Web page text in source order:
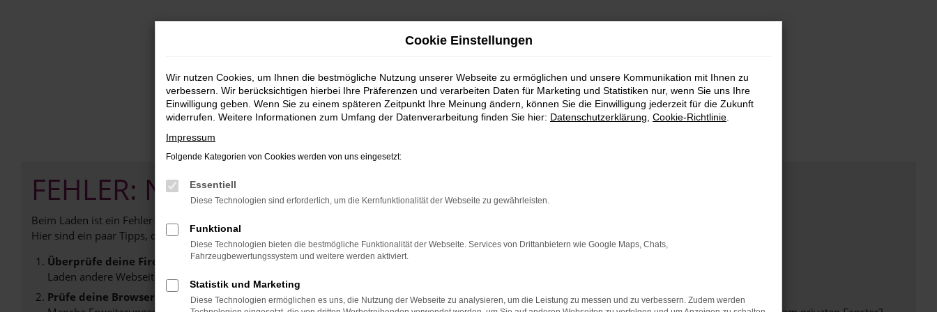
FEHLER: NETWORK ERROR
Beim Laden ist ein Fehler aufgetreten.
Hier sind ein paar Tipps, die dir helfen können:
Überprüfe deine Firewall und deine Internetverbindung.
Laden andere Webseiten, zum Beispiel deine Suchmaschine?
Prüfe deine Browsererweiterungen.
Cookie Einstellungen
Wir nutzen Cookies, um Ihnen die bestmögliche Nutzung unserer Webseite zu ermöglichen und unsere Kommunikation mit Ihnen zu
verbessern. Wir berücksichtigen hierbei Ihre Präferenzen und verarbeiten Daten für Marketing und Statistiken nur, wenn Sie uns Ihre
Einwilligung geben. Wenn Sie zu einem späteren Zeitpunkt Ihre Meinung ändern, können Sie die Einwilligung jederzeit für die Zukunft
widerrufen. Weitere Informationen zum Umfang der Datenverarbeitung finden Sie hier: Datenschutzerklärung Cookie-Richtlinie
Impressum
Folgende Kategorien von Cookies werden von uns eingesetzt:
Essentiell
Diese Technologien sind erforderlich, um die Kernfunktionalität der Webseite zu gewährleisten.
Funktional
Diese Technologien bieten die bestmögliche Funktionalität der Webseite. Services von Drittanbietern wie Google Maps, Chats,
Fahrzeugbewertungssystem und weitere werden aktiviert.
Statistik und Marketing
Diese Technologien ermöglichen es uns, die Nutzung der Webseite zu analysieren, um die Leistung zu messen und zu verbessern. Zudem werden